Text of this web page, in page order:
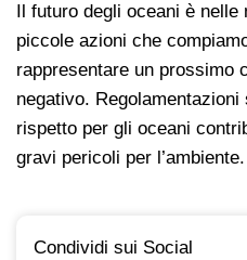
Il futuro degli oceani è
piccole azioni che
rappresentare un prossimo
negativo.
rispetto per gli oceani
gravi pericoli per l’ambiente.
Condividi sui Social